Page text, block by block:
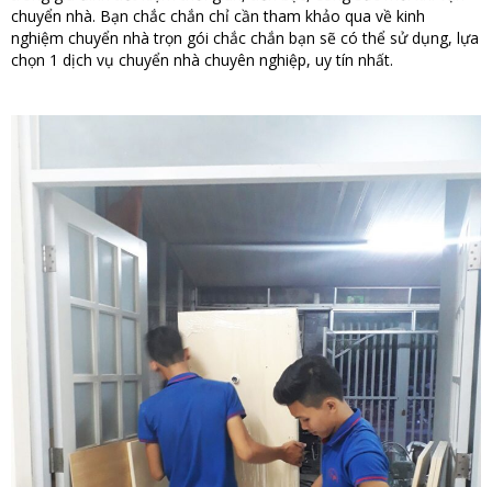
chuyển nhà. Bạn chắc chắn chỉ cần tham khảo qua về kinh
nghiệm chuyển nhà trọn gói chắc chắn bạn sẽ có thể sử dụng, lựa
chọn 1 dịch vụ chuyển nhà chuyên nghiệp, uy tín nhất.